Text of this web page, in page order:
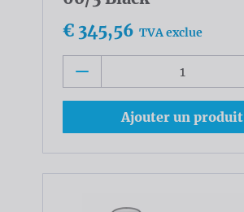
€ 345,56 TVA exclue
Ajouter un produit